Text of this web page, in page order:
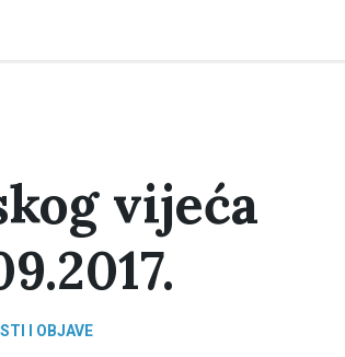
vijeća
I OBJAVE